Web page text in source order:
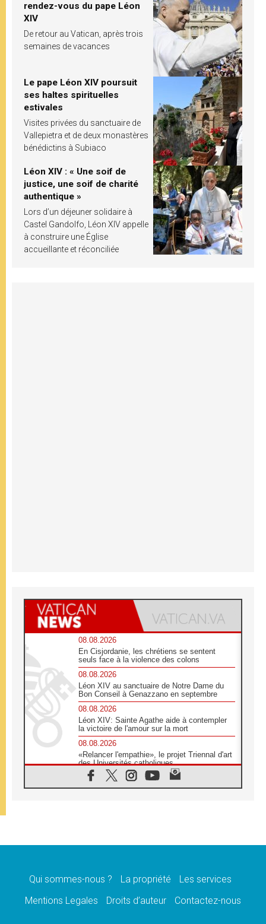
rendez-vous du pape Léon
XIV
De retour au Vatican, après trois
semaines de vacances
Le pape Léon XIV poursuit
ses haltes spirituelles
estivales
Visites privées du sanctuaire de
Vallepietra et de deux monastères
bénédictins à Subiaco
Léon XIV : « Une soif de
justice, une soif de charité
authentique »
Lors d’un déjeuner solidaire à
Castel Gandolfo, Léon XIV appelle
à construire une Église
accueillante et réconciliée
08.08.2026
En Cisjordanie, les chrétiens se sentent
seuls face à la violence des colons
08.08.2026
Léon XIV au sanctuaire de Notre Dame du
Bon Conseil à Genazzano en septembre
08.08.2026
Léon XIV: Sainte Agathe aide à contempler
la victoire de l'amour sur la mort
08.08.2026
«Relancer l'empathie», le projet Triennal d'art
des Universités catholiques
08.08.2026
Signis 2026, donner la parole aux religieuses
07.08.2026
07.08.2026
de l'Assomption et mémoire nationale
Qui sommes-nous ? La propriété
Les services
Mentions Legales
Droits d’auteur Contactez-nous